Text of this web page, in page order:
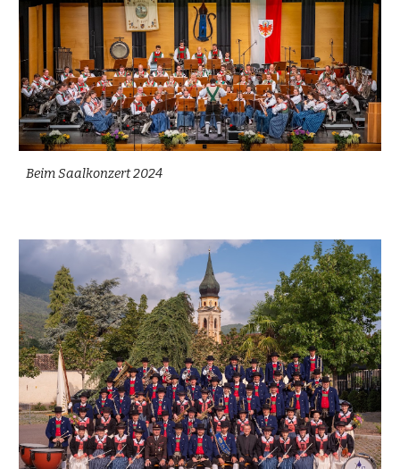
Beim Saalkonzert 2024